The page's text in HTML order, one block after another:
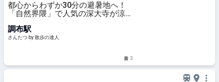
都心からわずか30分の避暑地へ！
「自然界隈」で人気の深大寺が涼し
散歩の達人
調布駅
さんたつ by 散歩の達人
3